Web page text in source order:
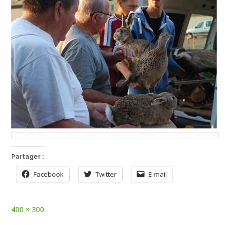
Partager :
Facebook Twitter E-mail
Full
400 × 300